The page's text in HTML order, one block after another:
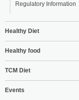
Regulatory Information
Healthy Diet
Healthy food
TCM Diet
Events